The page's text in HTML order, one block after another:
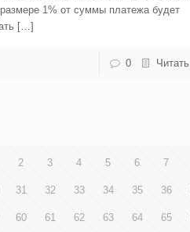
1% от суммы платежа будет
[…]
0
2 3 4 5 6 7
31 32 33 34 35 36
60 61 62 63 64 65